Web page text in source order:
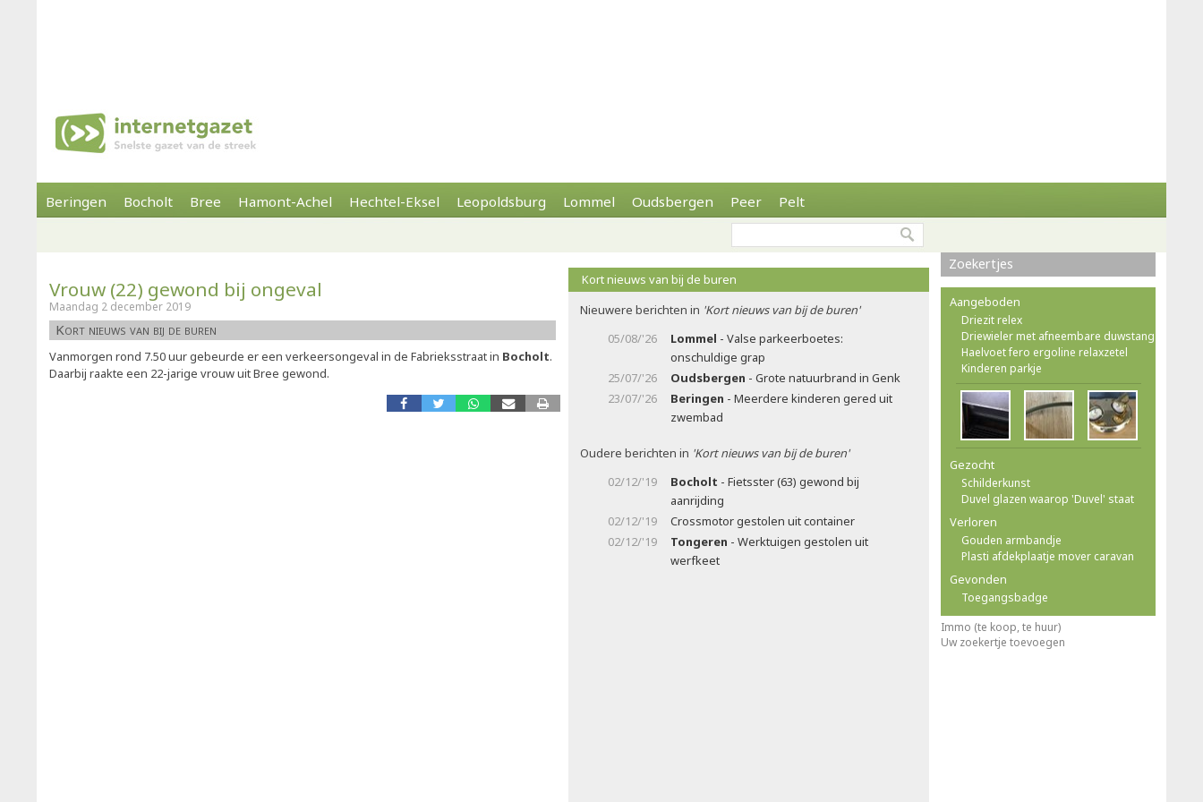
Beringen Bocholt Bree Hamont-Achel Hechtel-Eksel Leopoldsburg Lommel Oudsbergen Peer Pelt
Vrouw (22) gewond bij ongeval
Maandag 2 december 2019
Kort nieuws van bij de buren
Vanmorgen rond 7.50 uur gebeurde er een verkeersongeval in de Fabrieksstraat in Bocholt.
Daarbij raakte een 22-jarige vrouw uit Bree gewond.
Kort nieuws van bij de buren
Nieuwere berichten in 'Kort nieuws van bij de buren'
05/08/'26
Lommel - Valse parkeerboetes:
onschuldige grap
25/07/'26
Oudsbergen - Grote natuurbrand in Genk
23/07/'26
Beringen - Meerdere kinderen gered uit
zwembad
Oudere berichten in 'Kort nieuws van bij de buren'
02/12/'19
Bocholt - Fietsster (63) gewond bij
aanrijding
02/12/'19
Crossmotor gestolen uit container
02/12/'19
Tongeren - Werktuigen gestolen uit
werfkeet
Zoekertjes
Aangeboden
Driezit relex
Driewieler met afneembare duwstang
Haelvoet fero ergoline relaxzetel
Kinderen parkje
Gezocht
Schilderkunst
Duvel glazen waarop 'Duvel' staat
Verloren
Gouden armbandje
Plasti afdekplaatje mover caravan
Gevonden
Toegangsbadge
Immo (te koop, te huur)
Uw zoekertje toevoegen